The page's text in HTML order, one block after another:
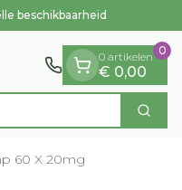
beschikbaarheid
Zoek
0 artikelen
€ 0,00
0
60 X 20mg